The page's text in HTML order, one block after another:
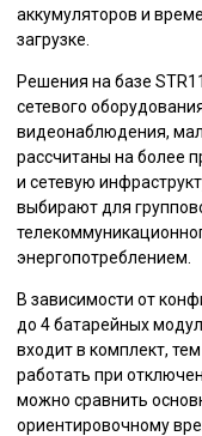
аккумуляторов и
загрузке.
Решения на базе
сетевого
видеонаблюдения,
рассчитаны на более
и сетевую
выбирают для
энергопотреблением.
В зависимости от
до 4 батарейных
входит в комплект,
работать при
можно сравнить
ориентировочному